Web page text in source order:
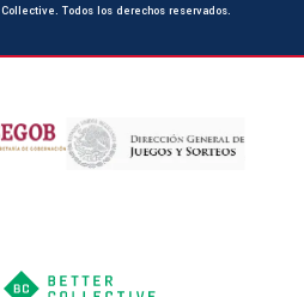
Collective. Todos los derechos reservados.